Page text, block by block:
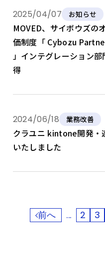
2025/04/07 お知らせ
MOVED、サイボウズの
価制度「 Cybozu
」インテグレーション
得
2024/06/18 業務改善
クラユニ kintone開発・
いたしました
前へ ... 2 3